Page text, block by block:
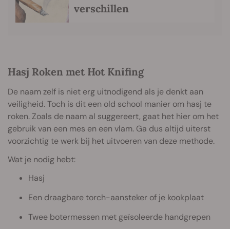
verschillen
Hasj Roken met Hot Knifing
De naam zelf is niet erg uitnodigend als je denkt aan
veiligheid. Toch is dit een old school manier om hasj te
roken. Zoals de naam al suggereert, gaat het hier om het
gebruik van een mes en een vlam. Ga dus altijd uiterst
voorzichtig te werk bij het uitvoeren van deze methode.
Wat je nodig hebt:
Hasj
Een draagbare torch-aansteker of je kookplaat
Twee botermessen met geïsoleerde handgrepen